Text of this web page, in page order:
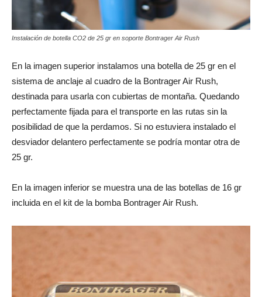
Instalación de botella CO2 de 25 gr en soporte Bontrager Air Rush
En la imagen superior instalamos una botella de 25 gr en el
sistema de anclaje al cuadro de la Bontrager Air Rush,
destinada para usarla con cubiertas de montaña. Quedando
perfectamente fijada para el transporte en las rutas sin la
posibilidad de que la perdamos. Si no estuviera instalado el
desviador delantero perfectamente se podría montar otra de
25 gr.
En la imagen inferior se muestra una de las botellas de 16 gr
incluida en el kit de la bomba Bontrager Air Rush.